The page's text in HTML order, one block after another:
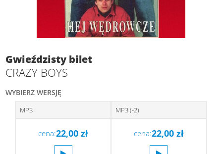
Gwieździsty bilet
CRAZY BOYS
WYBIERZ WERSJĘ
MP3
cena:22,00zł
MP3 (-2)
cena:22,00 zł